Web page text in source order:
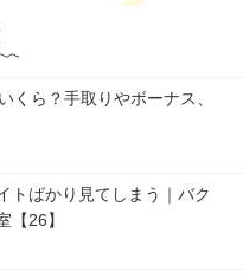
くら？手取りやボーナス、
トばかり見てしまう｜バク
【26】